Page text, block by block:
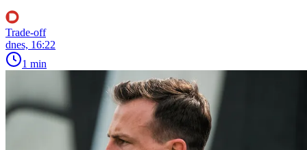
Trade-off
dnes, 16:22
1 min